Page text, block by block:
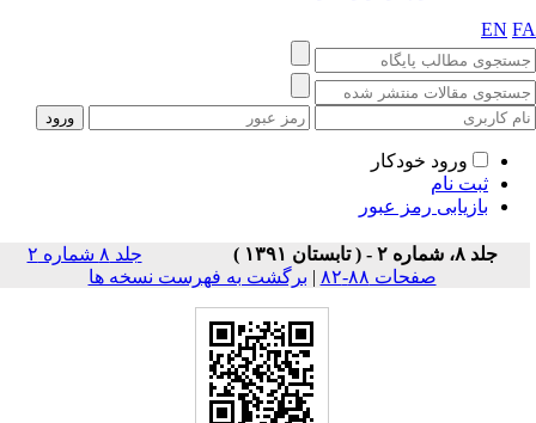
EN
ورود خودکار
ثبت نام
بازیابی رمز عبور
جلد ۸، شماره ۲ - ( تابستان ۱۳۹۱ )
جلد ۸ شماره ۲
صفحات ۸۸-۸۲
| برگشت به فهرست نسخه ها